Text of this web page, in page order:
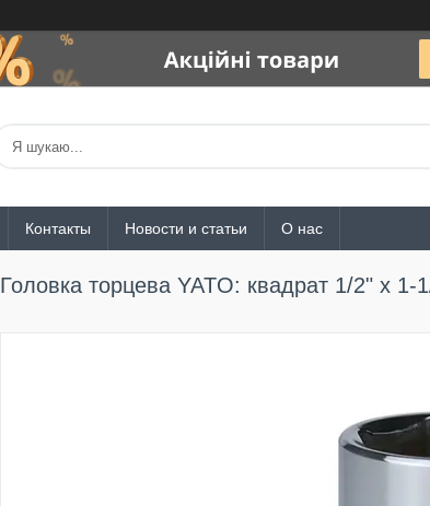
Контакты Новости и статьи О нас
Головка торцева YATO: квадрат 1/2" х